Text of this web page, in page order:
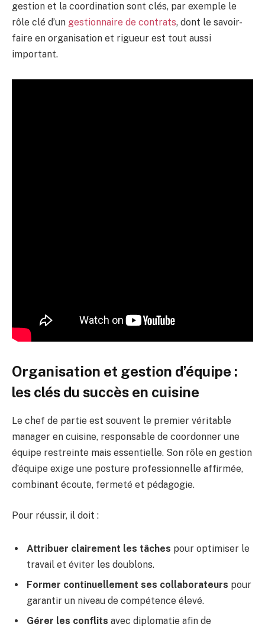
gestion et la coordination sont clés, par exemple le
rôle clé d’un gestionnaire de contrats, dont le savoir-
faire en organisation et rigueur est tout aussi
important.
Organisation et gestion d’équipe :
les clés du succès en cuisine
Le chef de partie est souvent le premier véritable
manager en cuisine, responsable de coordonner une
équipe restreinte mais essentielle. Son rôle en gestion
d’équipe exige une posture professionnelle affirmée,
combinant écoute, fermeté et pédagogie.
Pour réussir, il doit :
Attribuer clairement les tâches pour optimiser le
travail et éviter les doublons.
Former continuellement ses collaborateurs pour
garantir un niveau de compétence élevé.
Gérer les conflits avec diplomatie afin de